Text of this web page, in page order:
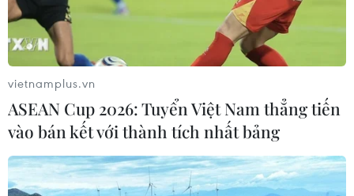
Một bài viết tuyên truyền về công tác dân số đăng trên Báo Điện
tử VietnamPlus của Thông tấn xã Việt Nam. (Ảnh chụp màn
hình)
vietnamplus.vn
ASEAN Cup 2026: Tuyển Việt Nam thẳng tiến
vào bán kết với thành tích nhất bảng